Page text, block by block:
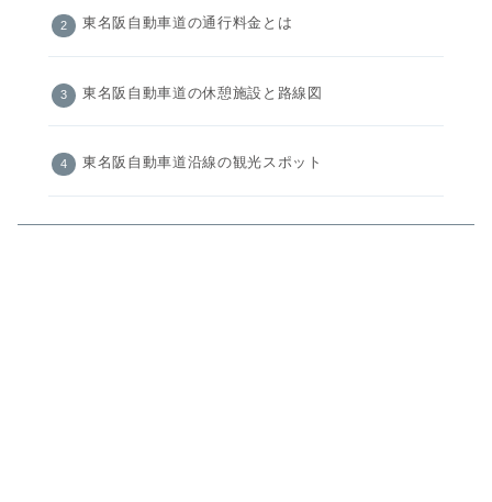
東名阪自動車道の通行料金とは
東名阪自動車道の休憩施設と路線図
東名阪自動車道沿線の観光スポット